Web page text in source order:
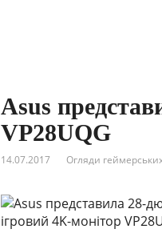
Asus
VP28UQG
14.07.2017 Огляди